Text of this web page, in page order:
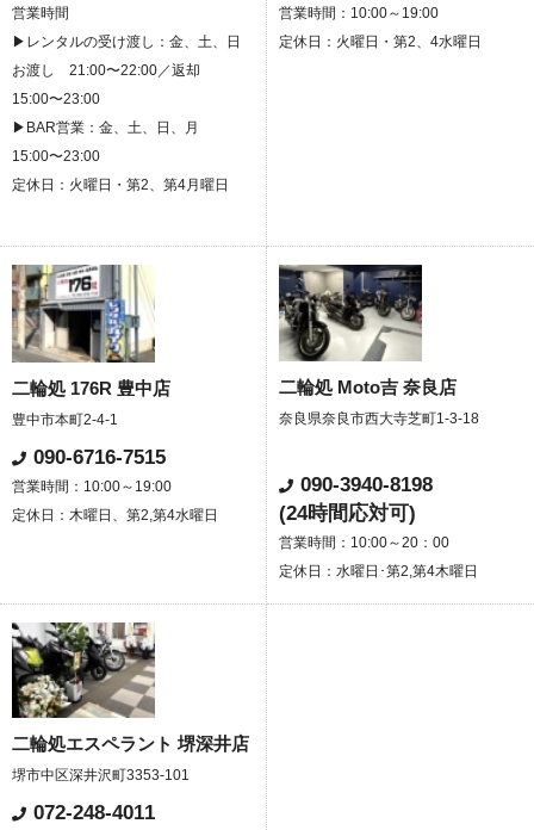
営業時間
▶レンタルの受け渡し：金、土、日
お渡し 21:00〜22:00／返却
15:00〜23:00
▶BAR営業：金、土、日、月
15:00〜23:00
定休日：火曜日・第2、第4月曜日
営業時間：10:00～19:00
定休日：火曜日・第2、4水曜日
二輪処 176R 豊中店
豊中市本町2-4-1
090-6716-7515
営業時間：10:00～19:00
定休日：木曜日、第2,第4水曜日
二輪処 Moto吉 奈良店
奈良県奈良市西大寺芝町1-3-18
090-3940-8198
(24時間応対可)
営業時間：10:00～20：00
定休日：水曜日･第2,第4木曜日
二輪処エスペラント 堺深井店
堺市中区深井沢町3353-101
072-248-4011